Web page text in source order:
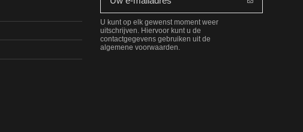
U kunt op elk gewenst moment weer
uitschrijven. Hiervoor kunt u de
contactgegevens gebruiken uit de
algemene voorwaarden.